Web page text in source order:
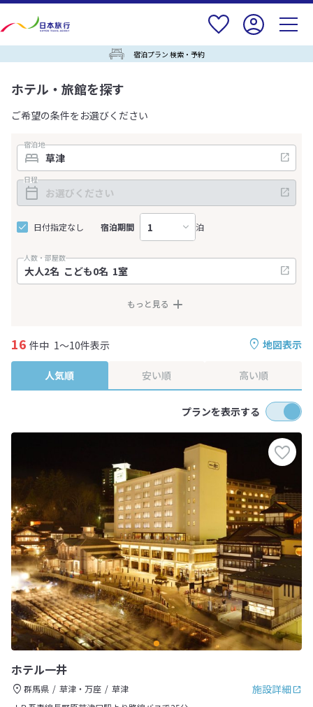
宿泊プラン 検索・予約
ホテル・旅館を探す
ご希望の条件をお選びください
宿泊地
日程
日付指定なし 宿泊期間 泊
人数・部屋数
もっと見る
地図表示
16 件中 1～10件表示
人気順 安い順 高い順
プランを表示する
ホテル一井
施設詳細
群馬県 草津・万座
草津